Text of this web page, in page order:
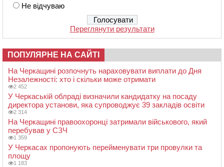
Не відчуваю
Переглянути результати
ПОПУЛЯРНЕ НА САЙТІ
На Черкащині розпочнуть нараховувати виплати до Дня
Незалежності: хто і скільки може отримати
2 452
У Черкаській облраді визначили кандидатку на посаду
директора установи, яка супроводжує 39 закладів освіти
2 314
На Черкащині правоохоронці затримали військового, який
перебував у СЗЧ
1 359
У Черкасах пропонують перейменувати три провулки та
площу
1 183